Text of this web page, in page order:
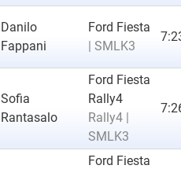
Danilo
Fappani
Ford Fiesta
| SMLK3
Sofia
Rantasalo
Ford Fiesta
Rally4
Rally4 |
SMLK3
Ford Fiesta